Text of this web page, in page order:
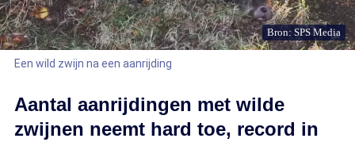
Bron: SPS Media
Een wild zwijn na een aanrijding
Aantal aanrijdingen met wilde
zwijnen neemt hard toe, record in